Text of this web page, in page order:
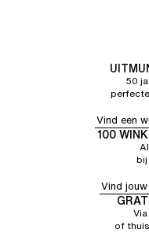
50
Vind een
100
bij
Vind
of